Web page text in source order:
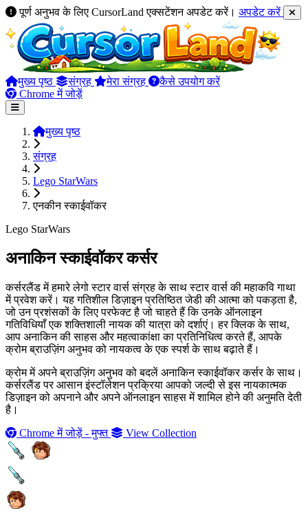
पूर्ण अनुभव के लिए CursorLand एक्सटेंशन अपडेट करें। अपडेट करें
मुख्य पृष्ठ संग्रह मेरा संग्रह
कैसे उपयोग करें
Chrome में जोड़ें
मुख्य पृष्ठ
संग्रह
Lego StarWars
एनकीन स्काईवॉकर
Lego StarWars
अनाकिन स्काईवॉकर कर्सर
कर्सरलैंड में हमारे लेगो स्टार वार्स संग्रह के साथ स्टार वार्स की महाकवि गाथा
में प्रवेश करें। यह गतिशील डिज़ाइन प्रतिष्ठित जेडी की आत्मा को पकड़ता है,
जो उन प्रशंसकों के लिए परफेक्ट है जो चाहते हैं कि उनके ऑनलाइन
गतिविधियाँ एक शक्तिशाली नायक की यात्रा को दर्शाएं। हर क्लिक के साथ,
आप अनाकिन की साहस और महत्वाकांक्षा का प्रतिनिधित्व करते हैं, आपके
क्रोम ब्राउज़िंग अनुभव को नायकत्व के एक स्पर्श के साथ बढ़ाते हैं।
क्रोम में अपने ब्राउज़िंग अनुभव को बदलें अनाकिन स्काईवॉकर कर्सर के साथ।
कर्सरलैंड पर आसान इंस्टॉलेशन प्रक्रिया आपको जल्दी से इस नायकात्मक
डिज़ाइन को अपनाने और अपने ऑनलाइन साहस में शामिल होने की अनुमति देती
है।
Chrome में जोड़ें - मुफ्त
View Collection